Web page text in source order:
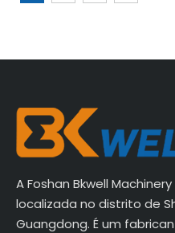
A Foshan Bkwell
localizada no distrito de
Guangdong. É um